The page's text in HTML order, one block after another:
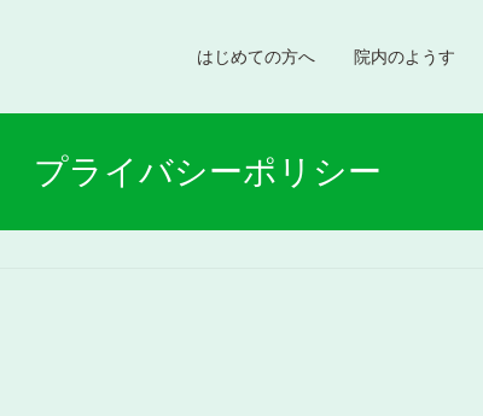
はじめての方へ 院内のようす
プライバシーポリシー